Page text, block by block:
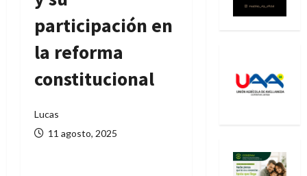
participación en
la reforma
constitucional
Lucas
11 agosto, 2025